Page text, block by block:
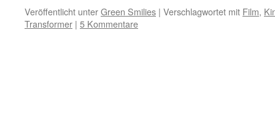
Veröffentlicht unterGreen Smilies | Verschlagwortet mit Film,
Transformer | 5 Kommentare